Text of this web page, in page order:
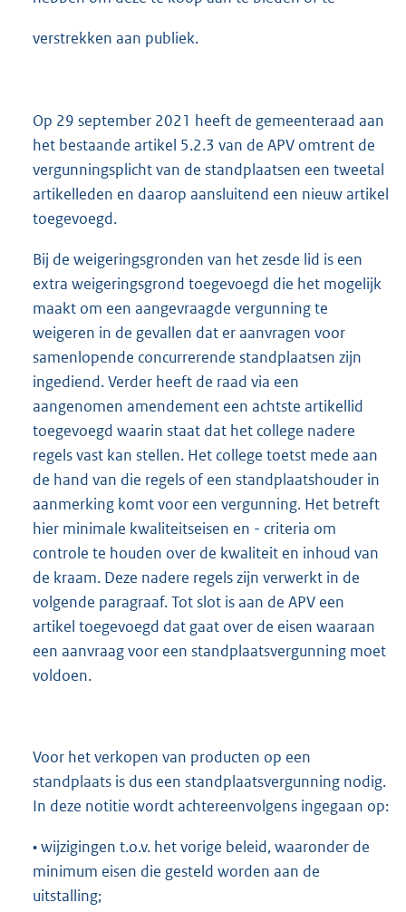
verstrekken aan publiek.
Op 29 september 2021 heeft de gemeenteraad aan
het bestaande artikel 5.2.3 van de APV omtrent de
vergunningsplicht van de standplaatsen een tweetal
artikelleden en daarop aansluitend een nieuw artikel
toegevoegd.
Bij de weigeringsgronden van het zesde lid is een
extra weigeringsgrond toegevoegd die het mogelijk
maakt om een aangevraagde vergunning te
weigeren in de gevallen dat er aanvragen voor
samenlopende concurrerende standplaatsen zijn
ingediend. Verder heeft de raad via een
aangenomen amendement een achtste artikellid
toegevoegd waarin staat dat het college nadere
regels vast kan stellen. Het college toetst mede aan
de hand van die regels of een standplaatshouder in
aanmerking komt voor een vergunning. Het betreft
hier minimale kwaliteitseisen en - criteria om
controle te houden over de kwaliteit en inhoud van
de kraam. Deze nadere regels zijn verwerkt in de
volgende paragraaf. Tot slot is aan de APV een
artikel toegevoegd dat gaat over de eisen waaraan
een aanvraag voor een standplaatsvergunning moet
voldoen.
Voor het verkopen van producten op een
standplaats is dus een standplaatsvergunning nodig.
In deze notitie wordt achtereenvolgens ingegaan op:
• wijzigingen t.o.v. het vorige beleid, waaronder de
minimum eisen die gesteld worden aan de
uitstalling;